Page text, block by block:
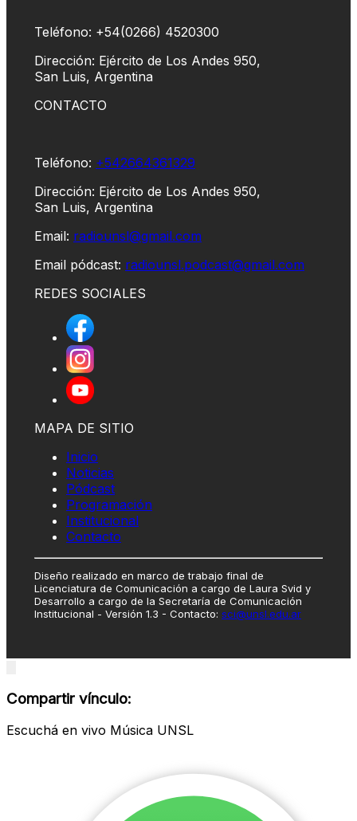
Teléfono: +54(0266) 4520300
Dirección: Ejército de Los Andes 950,
San Luis, Argentina
CONTACTO
Teléfono: +542664361329
Dirección: Ejército de Los Andes 950,
San Luis, Argentina
Email: radiounsl@gmail.com
Email pódcast: radiounsl.podcast@gmail.com
REDES SOCIALES
MAPA DE SITIO
Inicio
Noticias
Pódcast
Programación
Institucional
Contacto
Diseño realizado en marco de trabajo final de
Licenciatura de Comunicación a cargo de Laura Svid y
Desarrollo a cargo de la Secretaría de Comunicación
Institucional - Versión 1.3 - Contacto: sci@unsl.edu.ar
modal
Compartir vínculo:
Escuchá en vivo Música UNSL